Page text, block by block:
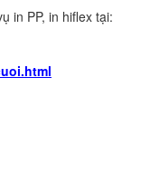
in PP, in hiflex tại: